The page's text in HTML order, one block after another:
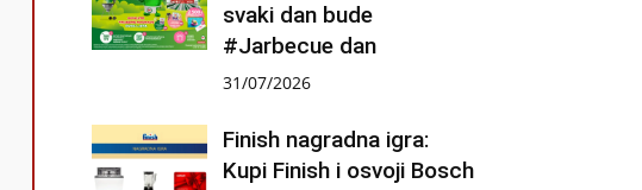
svaki dan bude
#Jarbecue dan
31/07/2026
Finish nagradna igra:
Kupi Finish i osvoji Bosch